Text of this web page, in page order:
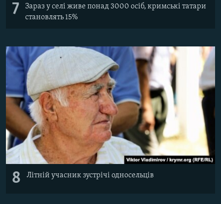
7
Зараз у селі живе понад 3000 осіб, кримські татари
становлять 15%
8 Літній учасник зустрічі односельців